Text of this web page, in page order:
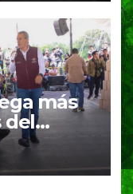
más
del
de